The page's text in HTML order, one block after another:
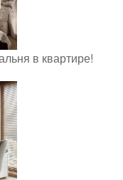
в квартире!